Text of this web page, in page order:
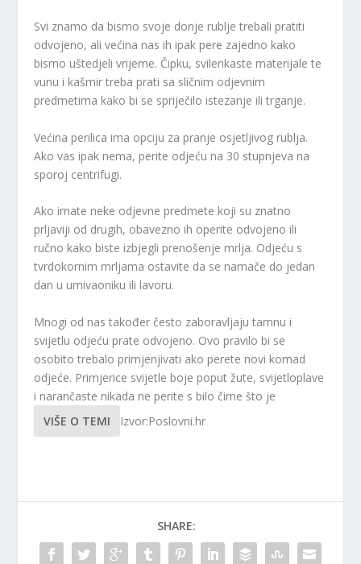
Svi znamo da bismo svoje donje rublje trebali pratiti
odvojeno, ali većina nas ih ipak pere zajedno kako
bismo uštedjeli vrijeme. Čipku, svilenkaste materijale te
vunu i kašmir treba prati sa sličnim odjevnim
predmetima kako bi se spriječilo istezanje ili trganje.
Većina perilica ima opciju za pranje osjetljivog rublja.
Ako vas ipak nema, perite odjeću na 30 stupnjeva na
sporoj centrifugi.
Ako imate neke odjevne predmete koji su znatno
prljaviji od drugih, obavezno ih operite odvojeno ili
ručno kako biste izbjegli prenošenje mrlja. Odjeću s
tvrdokornim mrljama ostavite da se namače do jedan
dan u umivaoniku ili lavoru.
Mnogi od nas također često zaboravljaju tamnu i
svijetlu odjeću prate odvojeno. Ovo pravilo bi se
osobito trebalo primjenjivati ​​ako perete novi komad
odjeće. Primjerice svijetle boje poput žute, svijetloplave
i narančaste nikada ne perite s bilo čime što je
VIŠE O TEMI
Izvor:Poslovni.hr
SHARE: